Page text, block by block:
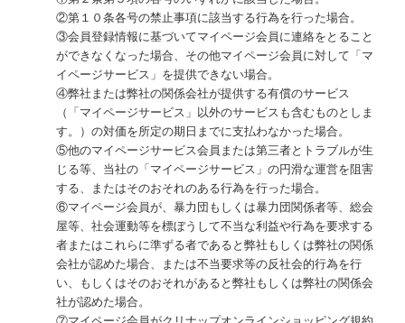
②第１０条各号の禁止事項に該当する行為を行った場合。
③会員登録情報に基づいてマイページ会員に連絡をとること
ができなくなった場合、その他マイページ会員に対して「マ
イページサービス」を提供できない場合。
④弊社または弊社の関係会社が提供する有償のサービス
（「マイページサービス」以外のサービスも含むものとしま
す。）の対価を所定の期日までに支払わなかった場合。
⑤他のマイページサービス会員または第三者とトラブルが生
じる等、当社の「マイページサービス」の円滑な運営を阻害
する、またはそのおそれのある行為を行った場合。
⑥マイページ会員が、暴力団もしくは暴力団関係者等、総会
屋等、社会運動等を標ぼうして不当な利益や行為を要求する
者またはこれらに準ずる者であると弊社もしくは弊社の関係
会社が認めた場合、または不当要求等の反社会的行為を行
い、もしくはそのおそれがあると弊社もしくは弊社の関係会
社が認めた場合。